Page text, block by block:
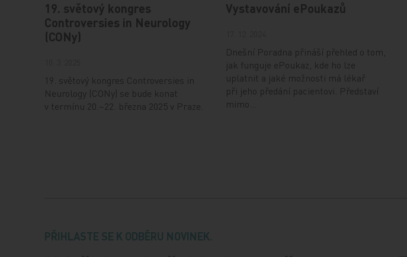
19. světový kongres
Controversies in Neurology
(CONy)
19. světový kongres Controversies in
Neurology (CONy) se bude konat
v termínu 20.–22. března 2025 v Praze.
Vystavování ePoukazů
Dnešní Poradna přináší přehled o tom,
jak funguje ePoukaz, kde ho lze
uplatnit a jaké možnosti má lékař
při jeho předání pacientovi. Představí
mimo…
PŘIHLASTE SE K ODBĚRU NOVINEK.